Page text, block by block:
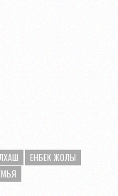
ЕНБЕК ЖОЛЫ